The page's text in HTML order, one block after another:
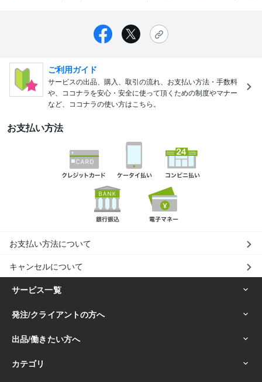
ご利用ガイド
サービスの出品、購入、取引の流れ、お支払い方法・手数料
や、ココナラを安心・安全に使って頂くための制度やマナー
など、ココナラの使い方はこちら。
お支払い方法
お支払い方法について
キャンセルについて